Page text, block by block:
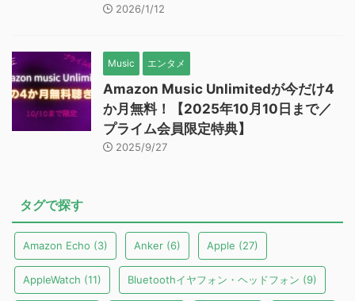
2026/1/12
Music エンタメ
Amazon Music Unlimitedが今だけ4
か月無料！【2025年10月10日まで／
プライム会員限定特典】
2025/9/27
タグで探す
Amazon Echo (3) Anker (6) Apple (27)
AppleWatch (11) Bluetoothイヤフォン・ヘッドフォン (9)